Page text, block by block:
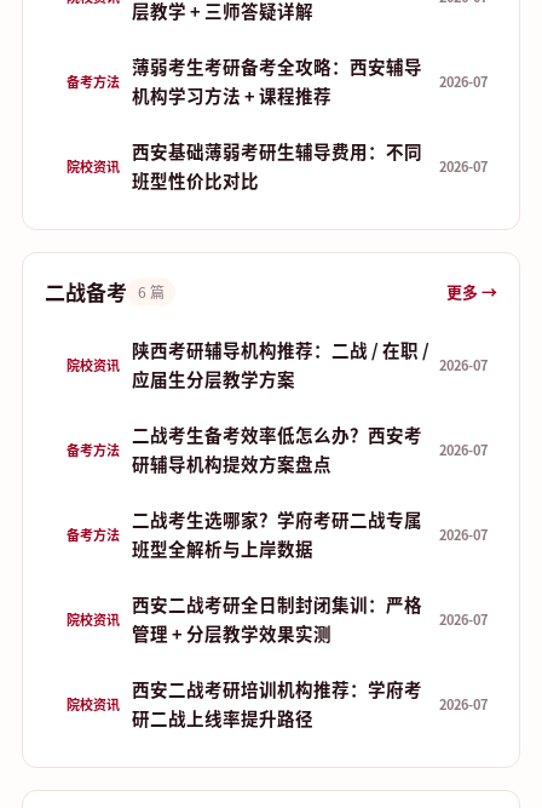
层教学 + 三师答疑详解
备考方法
薄弱考生考研备考全攻略：西安辅导
机构学习方法 + 课程推荐
2026-07
院校资讯
西安基础薄弱考研生辅导费用：不同
班型性价比对比
2026-07
二战备考 6 篇 更多 →
院校资讯
陕西考研辅导机构推荐：二战 / 在职 /
应届生分层教学方案
2026-07
备考方法
二战考生备考效率低怎么办？西安考
研辅导机构提效方案盘点
2026-07
备考方法
二战考生选哪家？学府考研二战专属
班型全解析与上岸数据
2026-07
院校资讯
西安二战考研全日制封闭集训：严格
管理 + 分层教学效果实测
2026-07
院校资讯
西安二战考研培训机构推荐：学府考
研二战上线率提升路径
2026-07